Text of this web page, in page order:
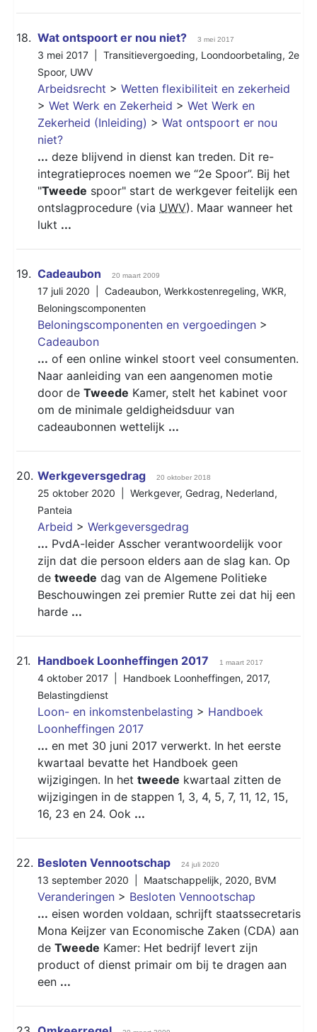
18. Wat ontspoort er nou niet? 3 mei 2017
3 mei 2017 | Transitievergoeding, Loondoorbetaling, 2e
Spoor, UWV
Arbeidsrecht > Wetten flexibiliteit en zekerheid
> Wet Werk en Zekerheid > Wet Werk en
Zekerheid (Inleiding) > Wat ontspoort er nou
niet?
... deze blijvend in dienst kan treden. Dit re-
integratieproces noemen we “2e Spoor”. Bij het
"Tweede spoor" start de werkgever feitelijk een
ontslagprocedure (via UWV). Maar wanneer het
lukt ...
19. Cadeaubon 20 maart 2009
17 juli 2020 | Cadeaubon, Werkkostenregeling, WKR,
Beloningscomponenten
Beloningscomponenten en vergoedingen >
Cadeaubon
... of een online winkel stoort veel consumenten.
Naar aanleiding van een aangenomen motie
door de Tweede Kamer, stelt het kabinet voor
om de minimale geldigheidsduur van
cadeaubonnen wettelijk ...
20. Werkgeversgedrag 20 oktober 2018
25 oktober 2020 | Werkgever, Gedrag, Nederland,
Panteia
Arbeid > Werkgeversgedrag
... PvdA-leider Asscher verantwoordelijk voor
zijn dat die persoon elders aan de slag kan. Op
de tweede dag van de Algemene Politieke
Beschouwingen zei premier Rutte zei dat hij een
harde ...
21. Handboek Loonheffingen 2017 1 maart 2017
4 oktober 2017 | Handboek Loonheffingen, 2017,
Belastingdienst
Loon- en inkomstenbelasting > Handboek
Loonheffingen 2017
... en met 30 juni 2017 verwerkt. In het eerste
kwartaal bevatte het Handboek geen
wijzigingen. In het tweede kwartaal zitten de
wijzigingen in de stappen 1, 3, 4, 5, 7, 11, 12, 15,
16, 23 en 24. Ook ...
22. Besloten Vennootschap 24 juli 2020
13 september 2020 | Maatschappelijk, 2020, BVM
Veranderingen > Besloten Vennootschap
... eisen worden voldaan, schrijft staatssecretaris
Mona Keijzer van Economische Zaken (CDA) aan
de Tweede Kamer: Het bedrijf levert zijn
product of dienst primair om bij te dragen aan
een ...